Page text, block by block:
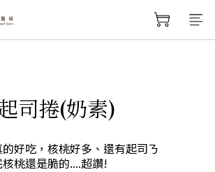
司捲(奶素)
好吃，核桃好多、還有起司ㄋ
桃還是脆的....超讚!